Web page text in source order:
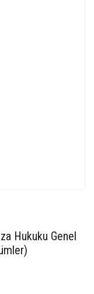
Hukuku Genel